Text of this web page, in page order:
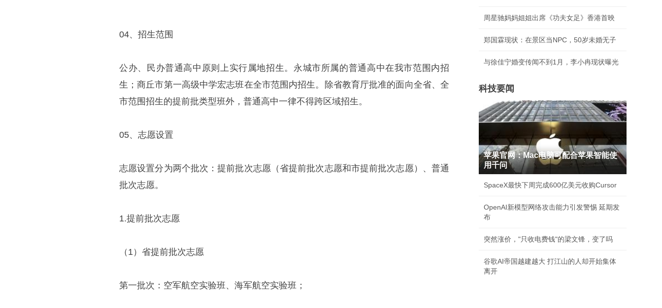
04、招生范围
公办、民办普通高中原则上实行属地招生。永城市所属的普通高中在我市范围内招
生；商丘市第一高级中学宏志班在全市范围内招生。除省教育厅批准的面向全省、全
市范围招生的提前批类型班外，普通高中一律不得跨区域招生。
05、志愿设置
志愿设置分为两个批次：提前批次志愿（省提前批次志愿和市提前批次志愿）、普通
批次志愿。
1.提前批次志愿
（1）省提前批次志愿
第一批次：空军航空实验班、海军航空实验班；
周星驰妈妈姐姐出席《功夫女足》香港首映
郑国霖现状：在景区当NPC，50岁未婚无子
与徐佳宁婚变传闻不到1月，李小冉现状曝光
科技要闻
苹果官网：Mac电脑可配合苹果智能使
用千问
SpaceX最快下周完成600亿美元收购Cursor
OpenAI新模型网络攻击能力引发警惕 延期发
布
突然涨价，"只收电费钱"的梁文锋，变了吗
谷歌AI帝国越建越大 打江山的人却开始集体
离开